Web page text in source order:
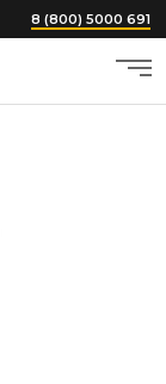
8 (800) 5000 691